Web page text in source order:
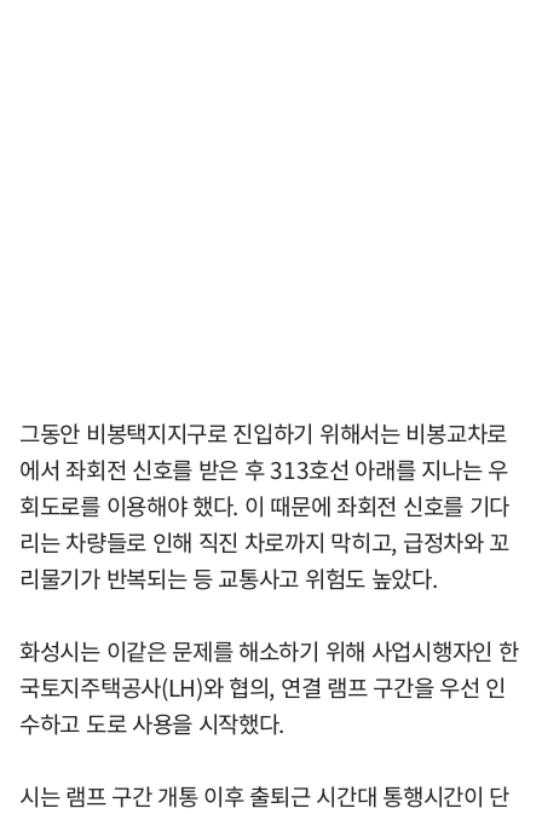
그동안 비봉택지지구로 진입하기 위해서는 비봉교차로
에서 좌회전 신호를 받은 후 313호선 아래를 지나는 우
회도로를 이용해야 했다. 이 때문에 좌회전 신호를 기다
리는 차량들로 인해 직진 차로까지 막히고, 급정차와 꼬
리물기가 반복되는 등 교통사고 위험도 높았다.
화성시는 이같은 문제를 해소하기 위해 사업시행자인 한
국토지주택공사(LH)와 협의, 연결 램프 구간을 우선 인
수하고 도로 사용을 시작했다.
시는 램프 구간 개통 이후 출퇴근 시간대 통행시간이 단